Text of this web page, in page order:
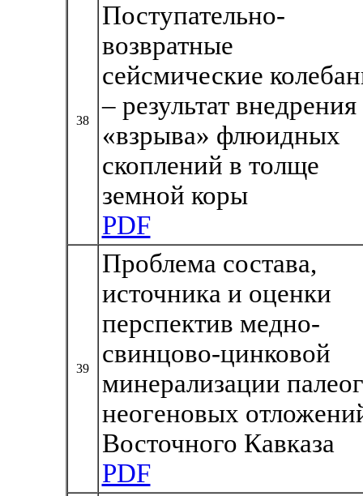
38
Поступательно-
возвратные
сейсмические
– результат
«взрыва» флюидных
скоплений в толще
земной коры
PDF
39
Проблема состава,
источника и оценки
перспектив медно-
свинцово-цинковой
минерализации
неогеновых
Восточного Кавказа
PDF